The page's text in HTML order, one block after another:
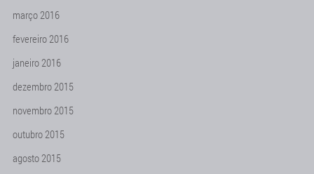
março 2016
fevereiro 2016
janeiro 2016
dezembro 2015
novembro 2015
outubro 2015
agosto 2015